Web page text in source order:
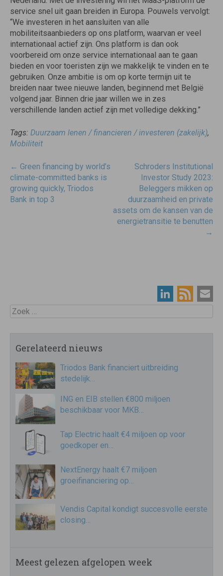
service snel uit gaan breiden in Europa. Pouwels vervolgt:
“We investeren in het aansluiten van alle
mobiliteitsaanbieders op ons platform, waarvan er veel
internationaal actief zijn. Ons platform is dan ook
voorbereid om onze service internationaal aan te gaan
bieden en voor toeristen zijn we makkelijk te vinden en te
gebruiken. Onze ambitie is om op korte termijn uit te
breiden naar twee nieuwe landen, beginnend met België
volgend jaar. Binnen drie jaar willen we in zes
verschillende landen actief zijn met volledige dekking.”
Tags: Duurzaam lenen / financieren / investeren (zakelijk),
Mobiliteit
Post
navigatie
← Green financing by world’s
climate-committed banks is
growing quickly, Triodos
Bank in top 3
Schroders Institutional
Investor Study 2023:
Beleggers mikken op
duurzaamheid en private
assets om de kansen van de
energietransitie te benutten
→
Zoek
Gerelateerd nieuws
Triodos Bank financiert uitbreiding
stedelijk…
ING en EIB stellen €800 miljoen
beschikbaar voor MKB…
Tap Electric haalt €4 miljoen op voor
goedkoper en…
NextEnergy haalt €7 miljoen
groeifinanciering op…
Vendis Capital kondigt succesvolle eerste
closing…
Meest gelezen afgelopen week